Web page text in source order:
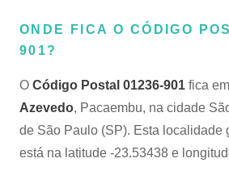
ONDE FICA O CÓDIGO
901?
O Código Postal 01236-901 fica em
Azevedo, Pacaembu, na cidade
de São Paulo (SP). Esta localidade
está na latitude -23.53438 e